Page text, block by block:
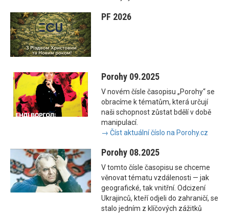
PF 2026
Porohy 09.2025
V novém čísle časopisu „Porohy“ se
obracíme k tématům, která určují
naši schopnost zůstat bdělí v době
manipulací.
→ Číst aktuální číslo na Porohy.cz
Porohy 08.2025
V tomto čísle časopisu se chceme
věnovat tématu vzdálenosti — jak
geografické, tak vnitřní. Odcizení
Ukrajinců, kteří odjeli do zahraničí, se
stalo jedním z klíčových zážitků